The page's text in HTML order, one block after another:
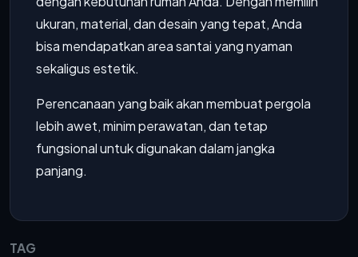
ukuran, material, dan desain yang tepat, Anda
bisa mendapatkan area santai yang nyaman
sekaligus estetik.
Perencanaan yang baik akan membuat pergola
lebih awet, minim perawatan, dan tetap
fungsional untuk digunakan dalam jangka
panjang.
TAG